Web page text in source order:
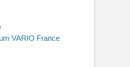
VARIO France